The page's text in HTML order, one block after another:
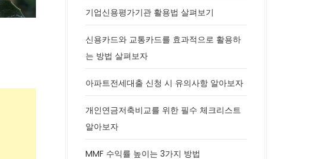
기업신용평가기관 활용법 살펴보기
신용카드와 교통카드를 효과적으로 활용하
는 방법 살펴보자
아파트전세대출 신청 시 유의사항 알아보자
개인연금저축비교를 위한 필수 체크리스트
알아보자
MMF 수익률 높이는 3가지 방법